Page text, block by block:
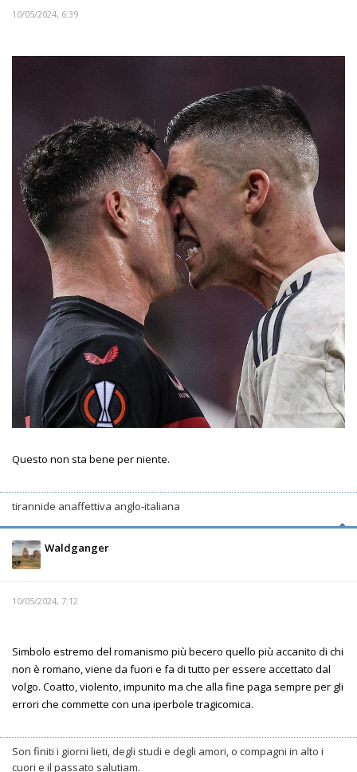
10/05/2024, 6:39
Questo non sta bene per niente.
tirannide anaffettiva anglo-italiana
Waldganger
10/05/2024, 7:12
Simbolo estremo del romanismo più becero quello più accanito di chi
non è romano, viene da fuori e fa di tutto per essere accettato dal
volgo. Coatto, violento, impunito ma che alla fine paga sempre per gli
errori che commette con una iperbole tragicomica.
Son finiti i giorni lieti, degli studi e degli amori, o compagni in alto i
cuori e il passato salutiam.